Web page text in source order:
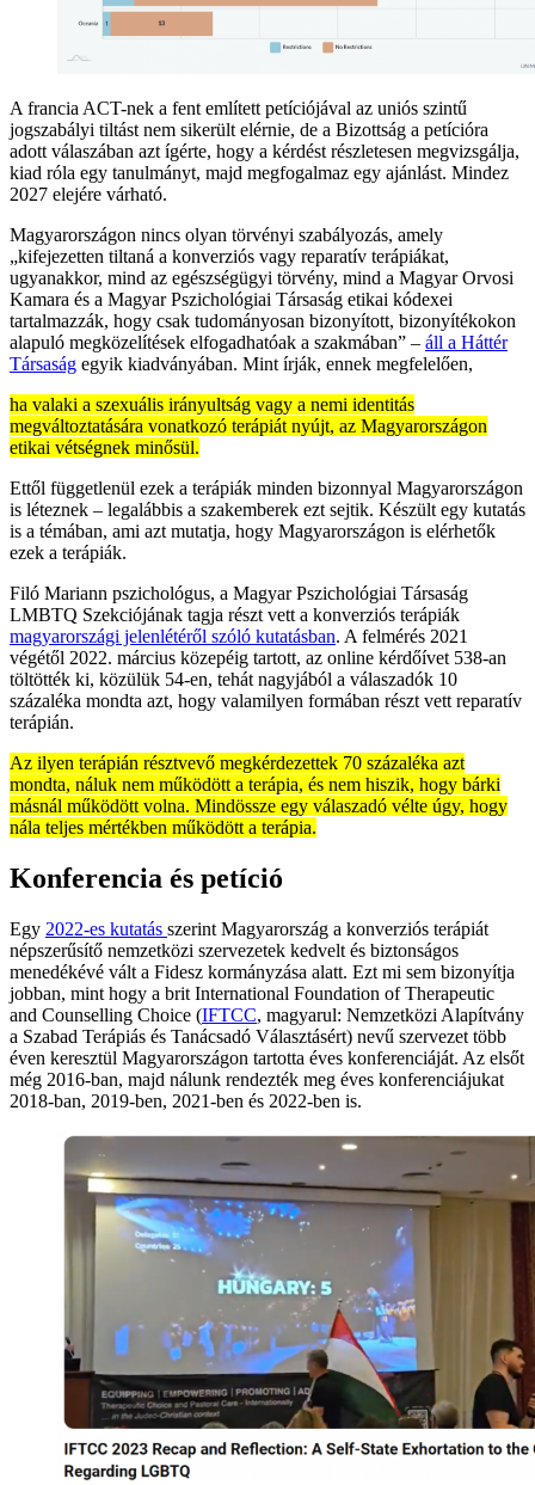
A francia ACT-nek a fent említett petíciójával az uniós szintű
jogszabályi tiltást nem sikerült elérnie, de a Bizottság a petícióra
adott válaszában azt ígérte, hogy a kérdést részletesen megvizsgálja,
kiad róla egy tanulmányt, majd megfogalmaz egy ajánlást. Mindez
2027 elejére várható.
Magyarországon nincs olyan törvényi szabályozás, amely
„kifejezetten tiltaná a konverziós vagy reparatív terápiákat,
ugyanakkor, mind az egészségügyi törvény, mind a Magyar Orvosi
Kamara és a Magyar Pszichológiai Társaság etikai kódexei
tartalmazzák, hogy csak tudományosan bizonyított, bizonyítékokon
alapuló megközelítések elfogadhatóak a szakmában” – áll a Háttér
Társaság egyik kiadványában. Mint írják, ennek megfelelően,
ha valaki a szexuális irányultság vagy a nemi identitás
megváltoztatására vonatkozó terápiát nyújt, az Magyarországon
etikai vétségnek minősül.
Ettől függetlenül ezek a terápiák minden bizonnyal Magyarországon
is léteznek – legalábbis a szakemberek ezt sejtik. Készült egy kutatás
is a témában, ami azt mutatja, hogy Magyarországon is elérhetők
ezek a terápiák.
Filó Mariann pszichológus, a Magyar Pszichológiai Társaság
LMBTQ Szekciójának tagja részt vett a konverziós terápiák
magyarországi jelenlétéről szóló kutatásban. A felmérés 2021
végétől 2022. március közepéig tartott, az online kérdőívet 538-an
töltötték ki, közülük 54-en, tehát nagyjából a válaszadók 10
százaléka mondta azt, hogy valamilyen formában részt vett reparatív
terápián.
Az ilyen terápián résztvevő megkérdezettek 70 százaléka azt
mondta, náluk nem működött a terápia, és nem hiszik, hogy bárki
másnál működött volna. Mindössze egy válaszadó vélte úgy, hogy
nála teljes mértékben működött a terápia.
Konferencia és petíció
Egy 2022-es kutatás szerint Magyarország a konverziós terápiát
népszerűsítő nemzetközi szervezetek kedvelt és biztonságos
menedékévé vált a Fidesz kormányzása alatt. Ezt mi sem bizonyítja
jobban, mint hogy a brit International Foundation of Therapeutic
and Counselling Choice (IFTCC, magyarul: Nemzetközi Alapítvány
a Szabad Terápiás és Tanácsadó Választásért) nevű szervezet több
éven keresztül Magyarországon tartotta éves konferenciáját. Az elsőt
még 2016-ban, majd nálunk rendezték meg éves konferenciájukat
2018-ban, 2019-ben, 2021-ben és 2022-ben is.